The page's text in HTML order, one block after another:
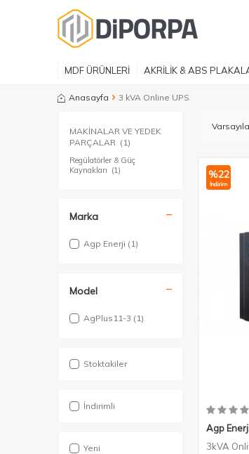
MDF ÜRÜNLERİ AKRİLİK & ABS
Anasayfa 3 kVA Online UPS
MAKİNALAR VE YEDEK
PARÇALAR (1)
Regülatörler & Güç
Kaynakları (1)
Marka
Agp Enerji (1)
Model
AgPlus11-3 (1)
Stoktakiler
İndirimli
Yeni
%22
İndirim
Agp
3kVA